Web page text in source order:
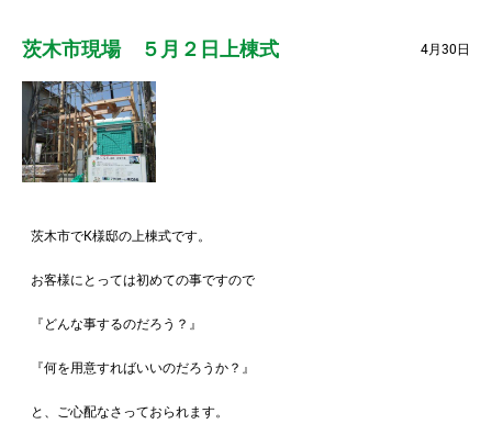
茨木市現場 ５月２日上棟式 4月30日
茨木市でK様邸の上棟式です。
お客様にとっては初めての事ですので
『どんな事するのだろう？』
『何を用意すればいいのだろうか？』
と、ご心配なさっておられます。